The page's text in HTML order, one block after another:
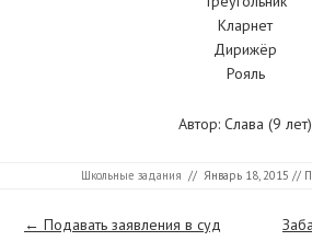
Кларнет
Дирижёр
Рояль
Автор: Слава (9 лет)
Школьные задания // Январь 18, 2015 //
Страницы
← Подавать заявления в суд